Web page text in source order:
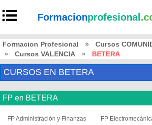
Formacionprofesional
Formacion Profesional »
Cursos
»
Cursos VALENCIA » BETERA
CURSOS EN BETERA
FP en BETERA
FP Administración y Finanzas
FP